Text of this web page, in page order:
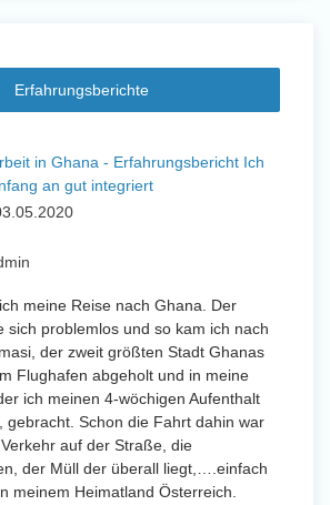
Erfahrungsberichte
in Ghana - Erfahrungsbericht Ich
an gut integriert
meine Reise nach Ghana. Der
sich problemlos und so kam ich nach
der zweit größten Stadt Ghanas
Flughafen abgeholt und in meine
ich meinen 4-wöchigen Aufenthalt
gebracht. Schon die Fahrt dahin war
auf der Straße, die
der Müll der überall liegt,….einfach
meinem Heimatland Österreich.